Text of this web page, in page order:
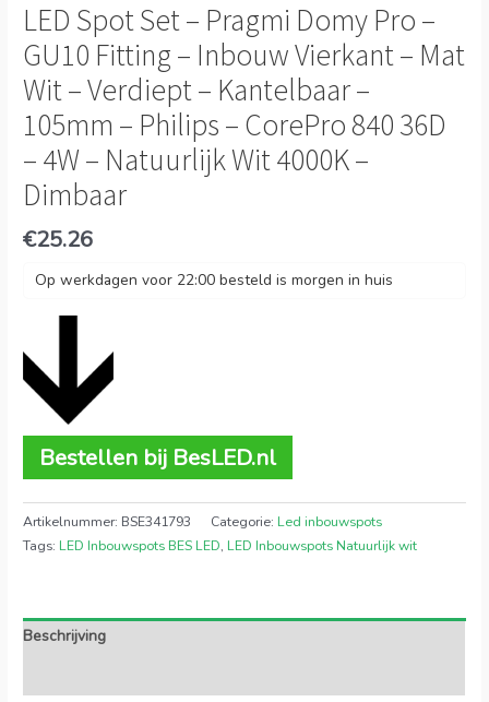
LED Spot Set – Pragmi Domy Pro –
GU10 Fitting – Inbouw Vierkant – Mat
Wit – Verdiept – Kantelbaar –
105mm – Philips – CorePro 840 36D
– 4W – Natuurlijk Wit 4000K –
Dimbaar
€25.26
Op werkdagen voor 22:00 besteld is morgen in huis
Bestellen bij BesLED.nl
Artikelnummer: BSE341793 Categorie: Led inbouwspots
Tags: LED Inbouwspots BES LED, LED Inbouwspots Natuurlijk wit
Beschrijving